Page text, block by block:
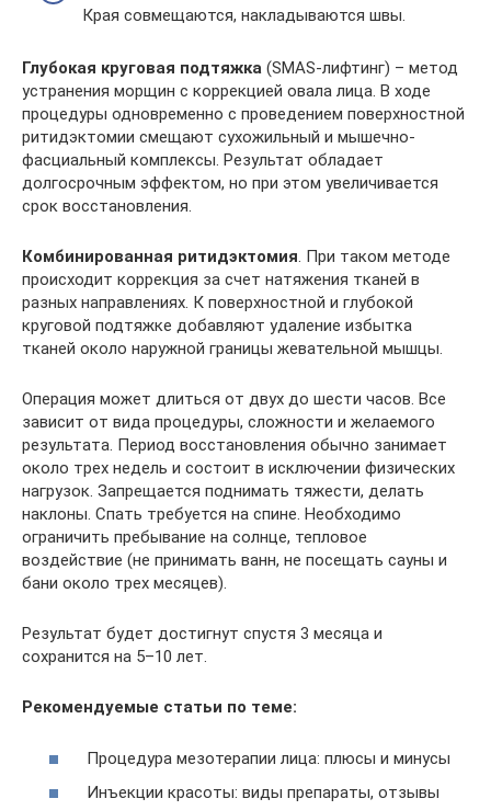
Края совмещаются, накладываются швы.
Глубокая круговая подтяжка (SMAS-лифтинг) – метод
устранения морщин с коррекцией овала лица. В ходе
процедуры одновременно с проведением поверхностной
ритидэктомии смещают сухожильный и мышечно-
фасциальный комплексы. Результат обладает
долгосрочным эффектом, но при этом увеличивается
срок восстановления.
Комбинированная ритидэктомия. При таком методе
происходит коррекция за счет натяжения тканей в
разных направлениях. К поверхностной и глубокой
круговой подтяжке добавляют удаление избытка
тканей около наружной границы жевательной мышцы.
Операция может длиться от двух до шести часов. Все
зависит от вида процедуры, сложности и желаемого
результата. Период восстановления обычно занимает
около трех недель и состоит в исключении физических
нагрузок. Запрещается поднимать тяжести, делать
наклоны. Спать требуется на спине. Необходимо
ограничить пребывание на солнце, тепловое
воздействие (не принимать ванн, не посещать сауны и
бани около трех месяцев).
Результат будет достигнут спустя 3 месяца и
сохранится на 5–10 лет.
Рекомендуемые статьи по теме:
Процедура мезотерапии лица: плюсы и минусы
Инъекции красоты: виды препараты, отзывы